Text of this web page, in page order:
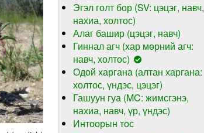
Эгэл голт бор (SV: цэцэг, навч,
нахиа, холтос)
Алаг башир (цэцэг, навч)
Гиннал агч (хар мөрний агч:
навч, холтос)
Одой харгана (алтан харгана:
холтос, үндэс, цэцэг)
Гашуун гуа (MC: жимсгэнэ,
нахиа, навч, үр, үндэс)
Интоорын тос